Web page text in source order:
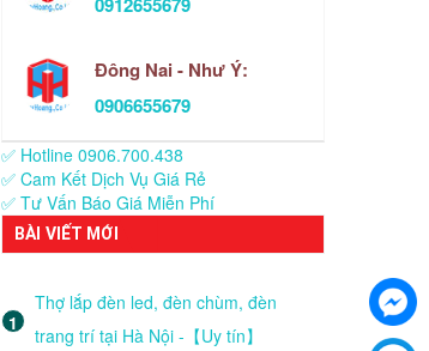
Đông Nai - Như Ý:
0906655679
✅ Hotline 0906.700.438
✅ Cam Kết Dịch Vụ Giá Rẻ
✅ Tư Vấn Báo Giá Miễn Phí
BÀI VIẾT MỚI
Thợ lắp đèn led, đèn chùm, đèn
trang trí tại Hà Nội -【Uy tín】